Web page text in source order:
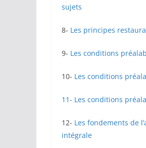
sujets
8- Les principes
9- Les conditions
10- Les conditions
11- Les conditions
12- Les fondements de
intégrale